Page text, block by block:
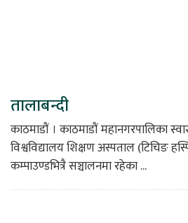
तालाबन्दी
काठमाडौं । काठमाडौं महानगरपालिका
विश्वविद्यालय शिक्षण अस्पताल (टिचिङ
कम्पाउण्डभित्रै सञ्चालनमा रहेका ...